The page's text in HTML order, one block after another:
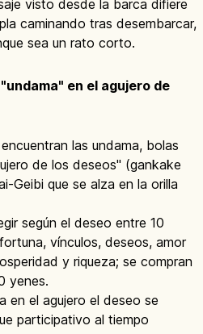
visto desde la barca difiere
caminando tras desembarcar,
sea un rato corto.
en el agujero de
las undama, bolas
de los deseos" (gankake
Geibi que se alza en la orilla
según el deseo entre 10
vínculos, deseos, amor
y riqueza; se compran
yenes.
en el agujero el deseo se
participativo al tiempo